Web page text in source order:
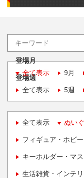
登場月
全て表示
9月
登場週
全て表示
5週
全て表示 ぬい
フィギュア・ホビー
キーホルダー・マ
生活雑貨・インテ